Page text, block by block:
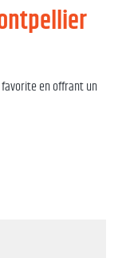
en offrant un